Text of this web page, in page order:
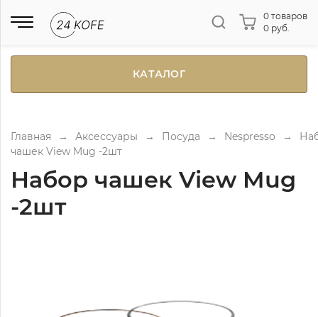
0 товаров
0 руб.
КАТАЛОГ
Главная → Аксессуары → Посуда → Nespresso →
чашек View Mug -2шт
Набор чашек View Mug
-2шт